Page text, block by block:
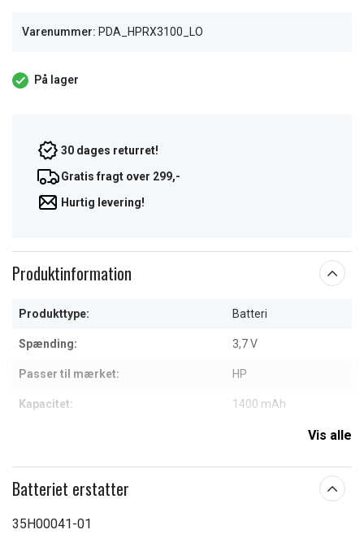
Varenummer: PDA_HPRX3100_LO
På lager
30 dages returret!
Gratis fragt over 299,-
Hurtig levering!
Produktinformation
Produkttype: Batteri
Spænding: 3,7 V
Passer til mærket: HP
Kapacitet: 1400 mAh
Vis alle
Batteriet erstatter
35H00041-01